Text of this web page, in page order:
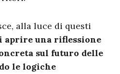
alla luce di questi
aprire una riflessione
sul futuro delle
le logiche